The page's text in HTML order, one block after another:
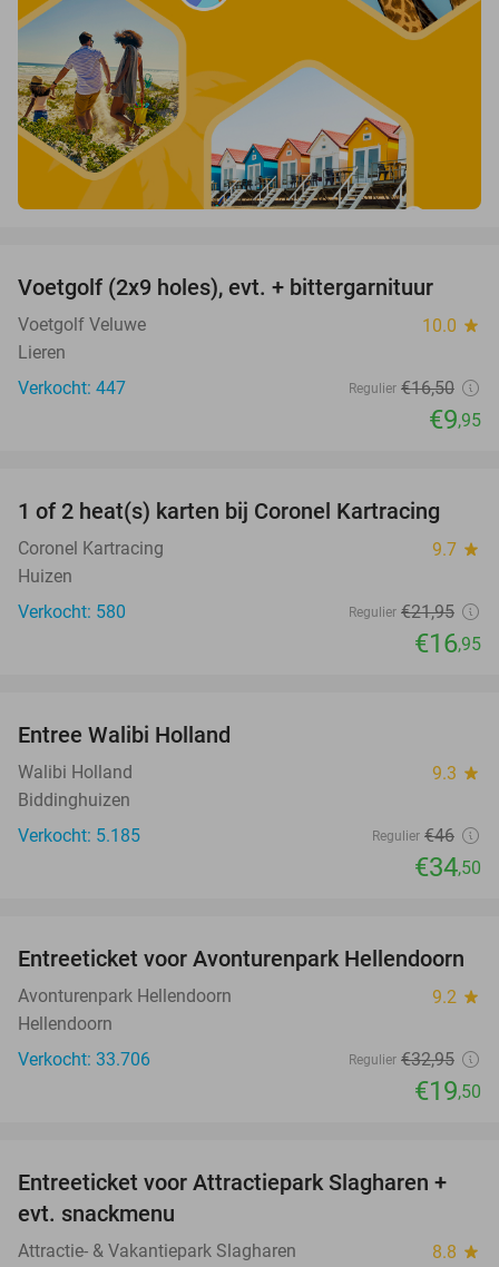
40%
Voetgolf (2x9 holes), evt. + bittergarnituur
Voetgolf Veluwe 10.0 star
Lieren
Verkocht: 447
Regulier €16,50
€9,95
23%
1 of 2 heat(s) karten bij Coronel Kartracing
Coronel Kartracing 9.7 star
Huizen
Verkocht: 580
Regulier €21,95
€16,95
Entree Walibi Holland
Walibi Holland 9.3 star
Biddinghuizen
Verkocht: 5.185
Regulier €46
€34,50
41%
Entreeticket voor Avonturenpark Hellendoorn
Avonturenpark Hellendoorn 9.2 star
Hellendoorn
Verkocht: 33.706
Regulier €32,95
€19,50
41%
Entreeticket voor Attractiepark Slagharen +
evt. snackmenu
Attractie- & Vakantiepark Slagharen 8.8 star